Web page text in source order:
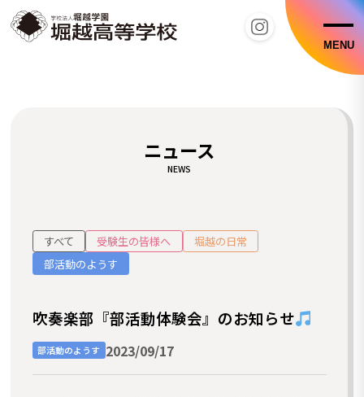
MENU
ニュース
NEWS
すべて 受験生の皆様へ
堀越の日常
部活動のようす
吹奏楽部『部活動体験会』のお知らせ
部活動のようす 2023/09/17